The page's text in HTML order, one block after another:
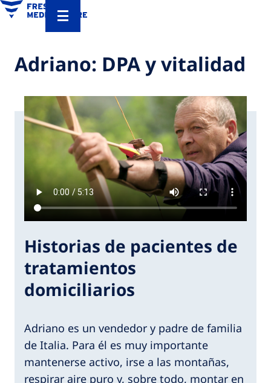
Adriano: DPA y vitalidad
Historias de pacientes de
tratamientos
domiciliarios
Adriano es un vendedor y padre de familia
de Italia. Para él es muy importante
mantenerse activo, irse a las montañas,
respirar aire puro y, sobre todo, montar en